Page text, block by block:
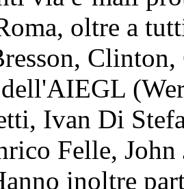
oltre a
Clinton,
dell'AIEGL
Ivan Di
Felle,
inoltre